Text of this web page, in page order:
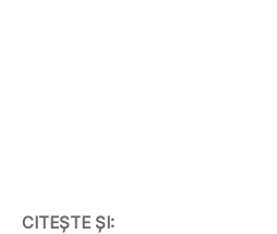
CITEȘTE ȘI: